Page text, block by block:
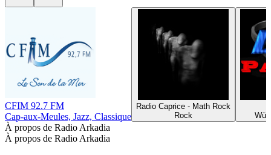
CFIM 92.7 FM
Cap-aux-Meules, Jazz, Classique
Radio Caprice - Math Rock
Rock
À propos de Radio Arkadia
À propos de Radio Arkadia